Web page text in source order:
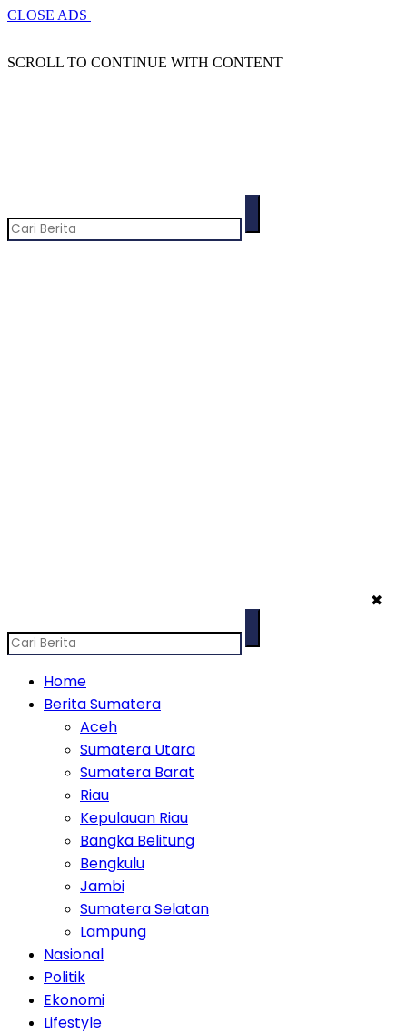
CLOSE ADS
SCROLL TO CONTINUE WITH CONTENT
✖
Home
Berita Sumatera
Aceh
Sumatera Utara
Sumatera Barat
Riau
Kepulauan Riau
Bangka Belitung
Bengkulu
Jambi
Sumatera Selatan
Lampung
Nasional
Politik
Ekonomi
Lifestyle